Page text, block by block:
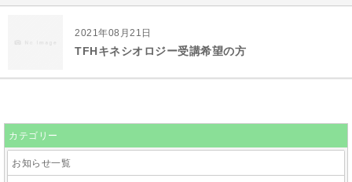
2021年08月21日
TFHキネシオロジー受講希望の方
カテゴリー
お知らせ一覧